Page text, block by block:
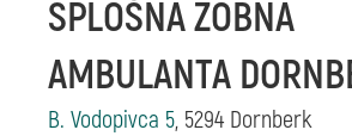
SPLOŠNA ZOBNA
AMBULANTA
B. Vodopivca 5, 5294 Dornberk